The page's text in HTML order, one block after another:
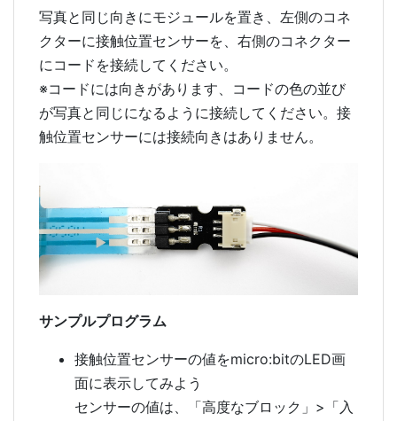
写真と同じ向きにモジュールを置き、左側のコネ
クターに接触位置センサーを、右側のコネクター
にコードを接続してください。
※コードには向きがあります、コードの色の並び
が写真と同じになるように接続してください。接
触位置センサーには接続向きはありません。
サンプルプログラム
接触位置センサーの値をmicro:bitのLED画
面に表示してみよう
センサーの値は、「高度なブロック」>「入